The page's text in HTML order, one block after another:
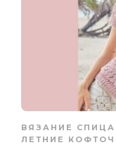
ВЯЗАНИЕ
ЛЕТНИЕ